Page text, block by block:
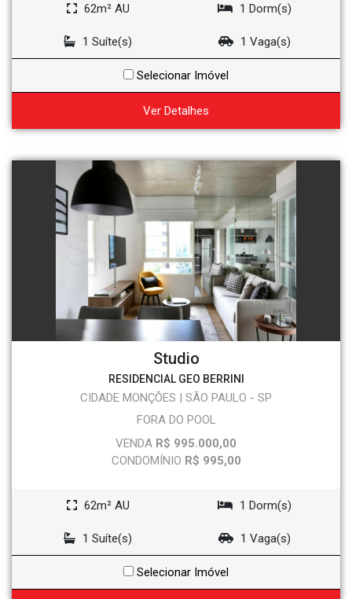
62m² AU 1 Dorm(s)
1 Suíte(s) 1 Vaga(s)
Selecionar Imóvel
Ver Detalhes
Studio
RESIDENCIAL GEO BERRINI
CIDADE MONÇÕES | SÃO PAULO - SP
FORA DO POOL
VENDA R$ 995.000,00
CONDOMÍNIO R$ 995,00
62m² AU 1 Dorm(s)
1 Suíte(s) 1 Vaga(s)
Selecionar Imóvel